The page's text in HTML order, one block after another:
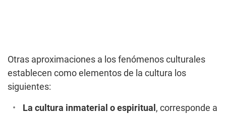
Otras aproximaciones a los fenómenos culturales
establecen como elementos de la cultura los
siguientes:
La cultura inmaterial o espiritual , corresponde a